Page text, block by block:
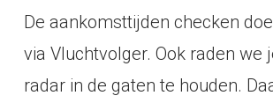
De aankomsttijden checken
via Vluchtvolger. Ook raden we
radar in de gaten te houden.